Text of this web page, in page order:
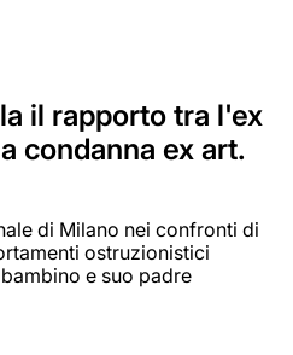
il rapporto tra l'ex
condanna ex art.
di Milano nei confronti di
ostruzionistici
e suo padre